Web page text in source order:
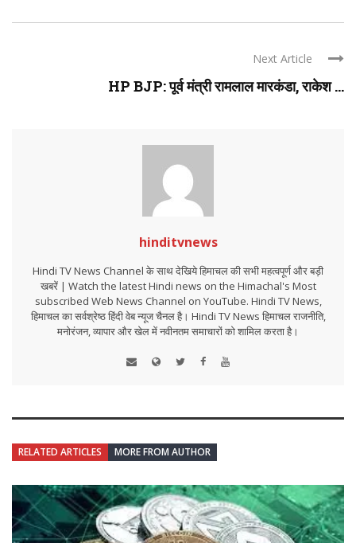
Next Article
HP BJP: पूर्व मंत्री रामलाल मारकंडा, राकेश ...
hinditvnews
Hindi TV News Channel के साथ देखिये हिमाचल की सभी महत्वपूर्ण और बड़ी
खबरें | Watch the latest Hindi news on the Himachal's Most
subscribed Web News Channel on YouTube. Hindi TV News,
हिमाचल का सर्वश्रेष्ठ हिंदी वेब न्यूज चैनल है। Hindi TV News हिमाचल राजनीति,
मनोरंजन, व्यापार और खेल में नवीनतम समाचारों को शामिल करता है।
RELATED ARTICLES MORE FROM AUTHOR